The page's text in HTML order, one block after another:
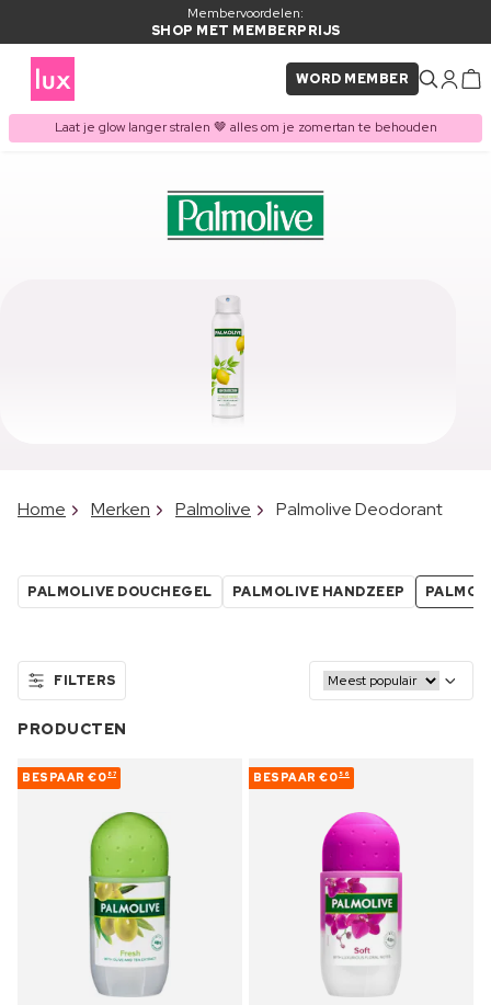
Membervoordelen:
SHOP MET MEMBERPRIJS
WORD MEMBER
Laat je glow langer stralen 🤎 alles om je zomertan te behouden
Home Merken Palmolive Palmolive Deodorant
PALMOLIVE DOUCHEGEL PALMOLIVE HANDZEEP
FILTERS
PRODUCTEN
BESPAAR €0 87 BESPAAR €0 56